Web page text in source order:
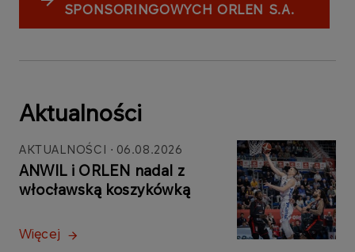
SPONSORINGOWYCH ORLEN S.A.
Aktualności
AKTUALNOŚCI 06.08.2026
ANWIL i ORLEN nadal z
włocławską koszykówką
Więcej